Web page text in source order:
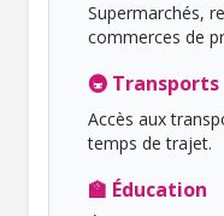
Supermarchés,
commerces de
🚇 Transports
Accès aux
temps de trajet.
🏫 Éducation